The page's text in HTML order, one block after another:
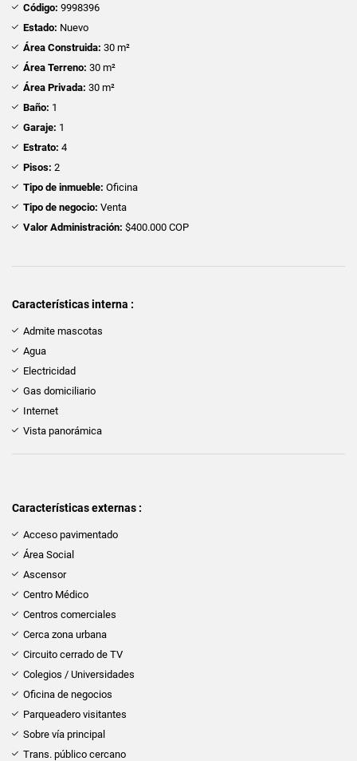
Código: 9998396
Estado: Nuevo
Área Construida: 30 m²
Área Terreno: 30 m²
Área Privada: 30 m²
Baño: 1
Garaje: 1
Estrato: 4
Pisos: 2
Tipo de inmueble: Oficina
Tipo de negocio: Venta
Valor Administración: $400.000 COP
Características interna :
Admite mascotas
Agua
Electricidad
Gas domiciliario
Internet
Vista panorámica
Características externas :
Acceso pavimentado
Área Social
Ascensor
Centro Médico
Centros comerciales
Cerca zona urbana
Circuito cerrado de TV
Colegios / Universidades
Oficina de negocios
Parqueadero visitantes
Sobre vía principal
Trans. público cercano